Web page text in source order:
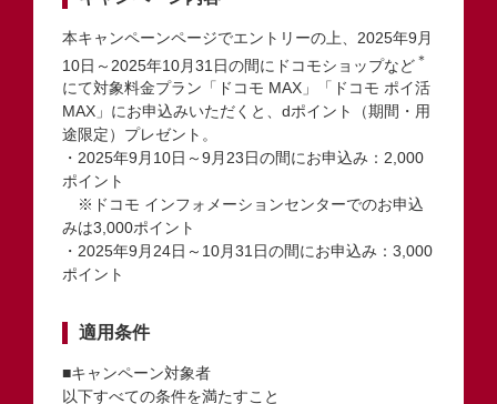
本キャンペーンページでエントリーの上、2025年9月
10日～2025年10月31日の間にドコモショップなど ＊
にて対象料金プラン「ドコモ MAX」「ドコモ ポイ活
MAX」にお申込みいただくと、dポイント（期間・用
途限定）プレゼント。
・2025年9月10日～9月23日の間にお申込み：2,000
ポイント
※ドコモ インフォメーションセンターでのお申込
みは3,000ポイント
・2025年9月24日～10月31日の間にお申込み：3,000
ポイント
適用条件
■キャンペーン対象者
以下すべての条件を満たすこと